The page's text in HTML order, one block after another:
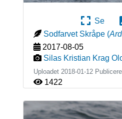
Se
Sodfarvet Skråpe (
2017-08-05
Silas Kristian Krag
Uploadet 2018-01-12
1422